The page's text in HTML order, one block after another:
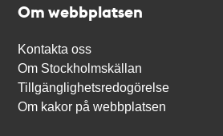
Om webbplatsen
Kontakta oss
Om Stockholmskällan
Tillgänglighetsredogörelse
Om kakor på webbplatsen